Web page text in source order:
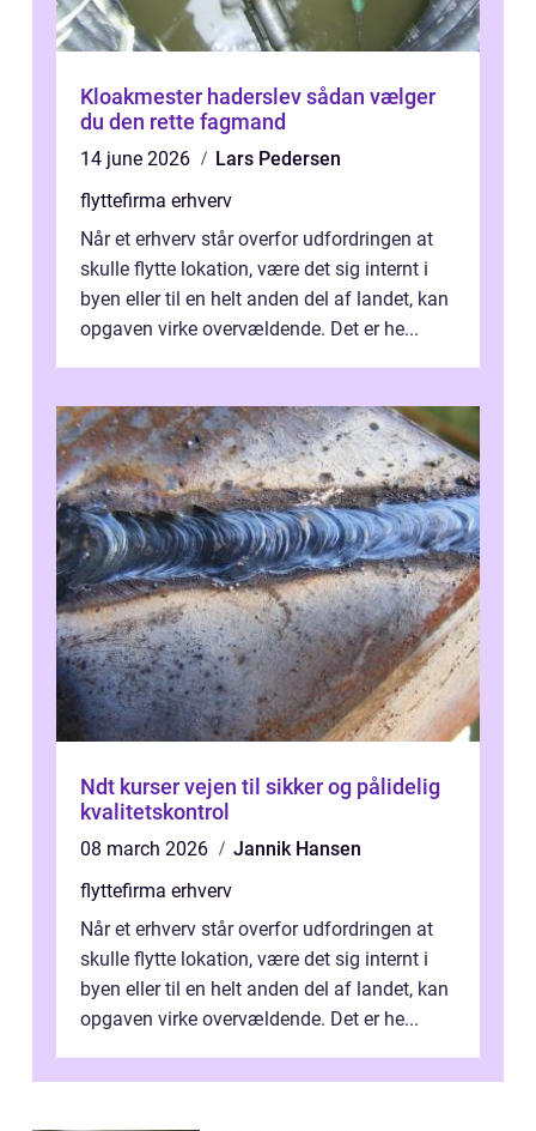
Kloakmester haderslev sådan vælger
du den rette fagmand
14 june 2026
Lars Pedersen
flyttefirma erhverv
Når et erhverv står overfor udfordringen at
skulle flytte lokation, være det sig internt i
byen eller til en helt anden del af landet, kan
opgaven virke overvældende. Det er he...
Ndt kurser vejen til sikker og pålidelig
kvalitetskontrol
08 march 2026
Jannik Hansen
flyttefirma erhverv
Når et erhverv står overfor udfordringen at
skulle flytte lokation, være det sig internt i
byen eller til en helt anden del af landet, kan
opgaven virke overvældende. Det er he...